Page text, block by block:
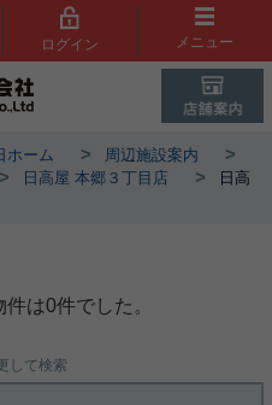
ログイン メニュー
ホーム > 周辺施設案内 >
> 日高屋 本郷３丁目店 >
日高
は0件でした。
して検索